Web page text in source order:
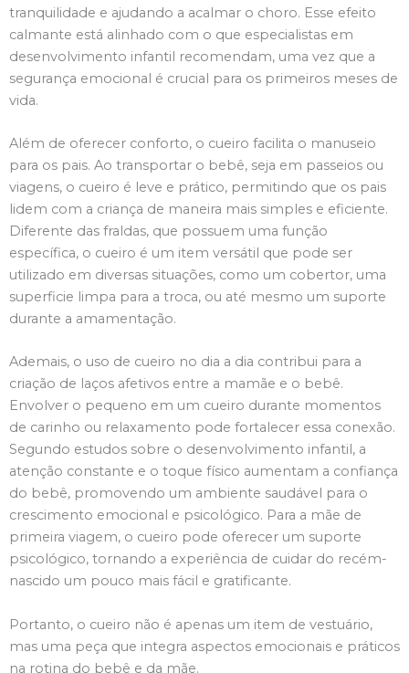
tranquilidade e ajudando a acalmar o choro. Esse efeito
calmante está alinhado com o que especialistas em
desenvolvimento infantil recomendam, uma vez que a
segurança emocional é crucial para os primeiros meses de
vida.
Além de oferecer conforto, o cueiro facilita o manuseio
para os pais. Ao transportar o bebê, seja em passeios ou
viagens, o cueiro é leve e prático, permitindo que os pais
lidem com a criança de maneira mais simples e eficiente.
Diferente das fraldas, que possuem uma função
específica, o cueiro é um item versátil que pode ser
utilizado em diversas situações, como um cobertor, uma
superficie limpa para a troca, ou até mesmo um suporte
durante a amamentação.
Ademais, o uso de cueiro no dia a dia contribui para a
criação de laços afetivos entre a mamãe e o bebê.
Envolver o pequeno em um cueiro durante momentos
de carinho ou relaxamento pode fortalecer essa conexão.
Segundo estudos sobre o desenvolvimento infantil, a
atenção constante e o toque físico aumentam a confiança
do bebê, promovendo um ambiente saudável para o
crescimento emocional e psicológico. Para a mãe de
primeira viagem, o cueiro pode oferecer um suporte
psicológico, tornando a experiência de cuidar do recém-
nascido um pouco mais fácil e gratificante.
Portanto, o cueiro não é apenas um item de vestuário,
mas uma peça que integra aspectos emocionais e práticos
na rotina do bebê e da mãe.